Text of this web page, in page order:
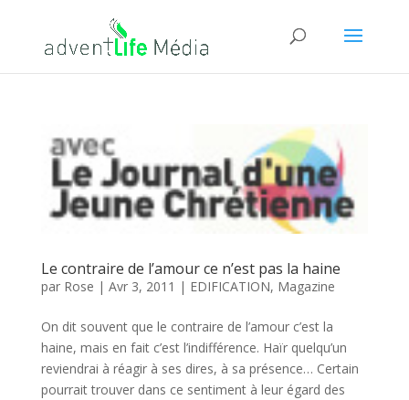
Le contraire de l’amour ce n’est pas la haine
par Rose | Avr 3, 2011 | EDIFICATION, Magazine
On dit souvent que le contraire de l’amour c’est la
haine, mais en fait c’est l’indifférence. Haïr quelqu’un
reviendrai à réagir à ses dires, à sa présence… Certain
pourrait trouver dans ce sentiment à leur égard des